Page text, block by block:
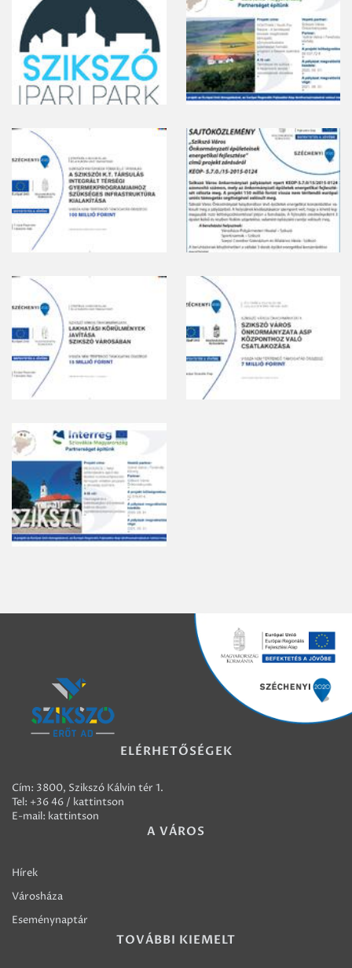
ELÉRHETŐSÉGEK
Cím: 3800, Szikszó Kálvin tér 1.
Tel: +36 46 / kattintson
E-mail: kattintson
A VÁROS
Hírek
Városháza
Eseménynaptár
TOVÁBBI KIEMELT